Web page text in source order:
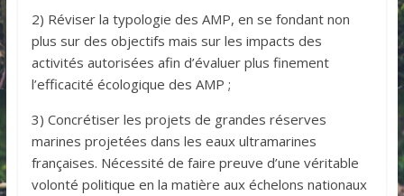
2) Réviser la typologie des AMP, en se fondant non
plus sur des objectifs mais sur les impacts des
activités autorisées afin d’évaluer plus finement
l’efficacité écologique des AMP ;
3) Concrétiser les projets de grandes réserves
marines projetées dans les eaux ultramarines
françaises. Nécessité de faire preuve d’une véritable
volonté politique en la matière aux échelons nationaux